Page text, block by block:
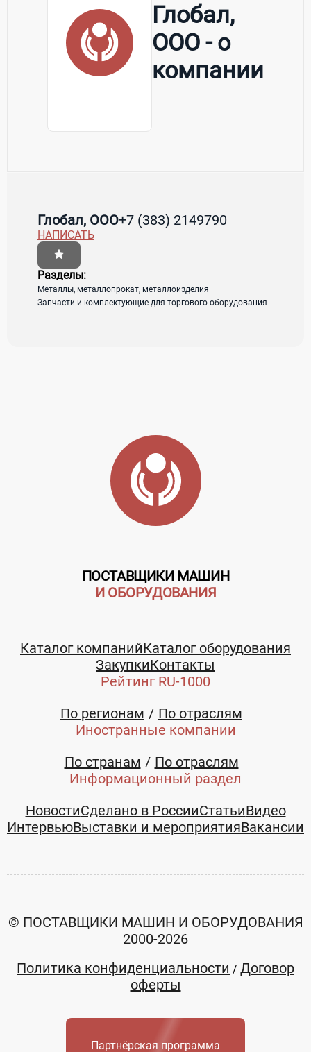
Глобал,
ООО - о
компании
Страна:Россия
Новосибирск, ул.Владимировская, д.
Телефон:
+7 (383) 2149790
"Алюминиевый
"MAKURA" для
указана
Заказать
Глобал, ООО
Башкортостан
+7 (383)
2149790
Хромированная
корзина для
шкафов-купе
указана
Заказать
Глобал, ООО
Башкортостан
+7 (383)
2149790
Смотреть все товары и услуги
Глобал, ООО+7 (383) 2149790
НАПИСАТЬ
Разделы:
Металлы, металлопрокат, металлоизделия
Запчасти и комплектующие для торгового оборудования
ПОСТАВЩИКИ МАШИН
И ОБОРУДОВАНИЯ
Каталог компанийКаталог оборудования
ЗакупкиКонтакты
Рейтинг RU-1000
По регионам
По отраслям
Иностранные компании
По странам
По отраслям
Информационный раздел
НовостиСделано в РоссииСтатьиВидео
ИнтервьюВыставки и мероприятияВакансии
© ПОСТАВЩИКИ МАШИН И ОБОРУДОВАНИЯ
2000-2026
Политика конфиденциальности / Договор
оферты
Партнёрская программа